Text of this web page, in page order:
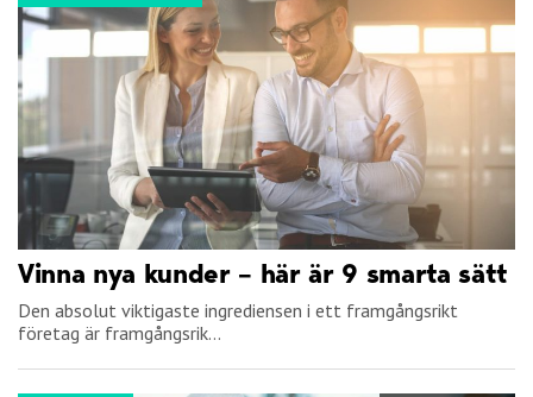
Vinna nya kunder – här är 9 smarta sätt
Den absolut viktigaste ingrediensen i ett framgångsrikt
företag är framgångsrik...